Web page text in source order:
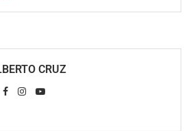
CRUZ